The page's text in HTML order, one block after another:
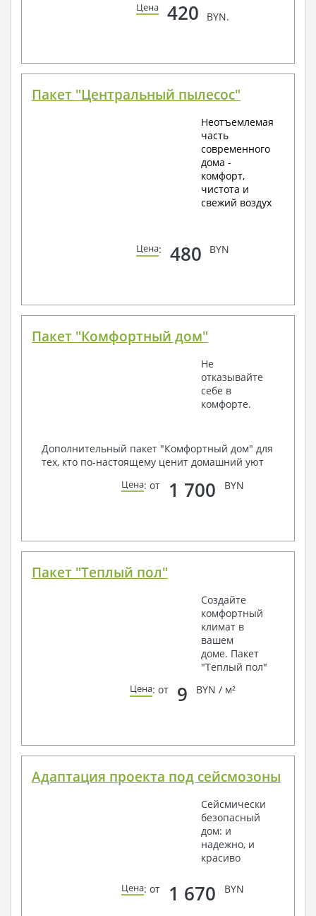
Цена 420 BYN.
Пакет "Центральный пылесос"
Неотъемлемая
часть
современного
дома -
комфорт,
чистота и
свежий воздух
Цена: 480 BYN
Пакет "Комфортный дом"
Не
отказывайте
себе в
комфорте.
Дополнительный пакет "Комфортный дом" для
тех, кто по-настоящему ценит домашний уют
Цена: от 1 700 BYN
Пакет "Теплый пол"
Создайте
комфортный
климат в
вашем
доме. Пакет
"Теплый пол"
Цена: от 9 BYN / м²
Адаптация проекта под сейсмозоны
Сейсмически
безопасный
дом: и
надежно, и
красиво
Цена: от 1 670 BYN